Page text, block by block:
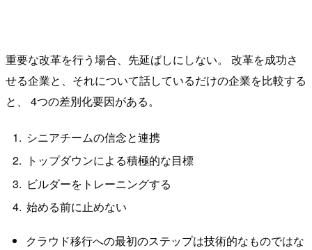
重要な改革を行う場合、先延ばしにしない。 改革を成功さ
せる企業と、それについて話しているだけの企業を比較する
と、 4つの差別化要因がある。
シニアチームの信念と連携
トップダウンによる積極的な目標
ビルダーをトレーニングする
始める前に止めない
クラウド移行への最初のステップは技術的なものではな